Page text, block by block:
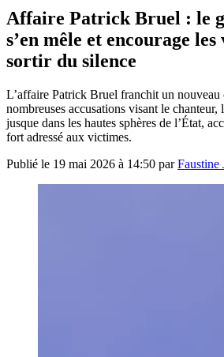
Affaire Patrick Bruel : le
s’en mêle et encourage
sortir du silence
L’affaire Patrick Bruel franchit un nouveau
nombreuses accusations visant le chanteur,
jusque dans les hautes sphères de l’État,
fort adressé aux victimes.
Publié le 19 mai 2026 à 14:50 parFaustine